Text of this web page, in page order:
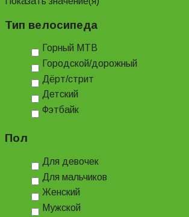
Тип велосипеда
Горный MTB
Городской/дорожный
Дёрт/стрит
Детский
Фэтбайк
Пол
Для девочек
Для мальчиков
Женский
Мужской